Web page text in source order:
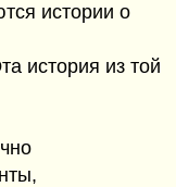
истории о
история из той